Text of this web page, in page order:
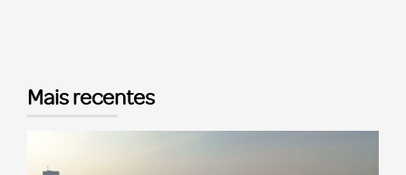
Mais recentes